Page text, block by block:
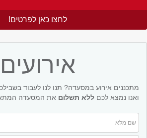
לחצו כאן לפרטים!
אירועים
מתכננים אירוע במסעדה? תנו לנו לעבוד
ואנו נמצא לכם ללא תשלום את המסעדה